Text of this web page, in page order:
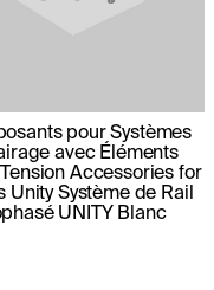
pour Systèmes
avec Éléments
Accessories for
Unity Système de Rail
UNITY Blanc